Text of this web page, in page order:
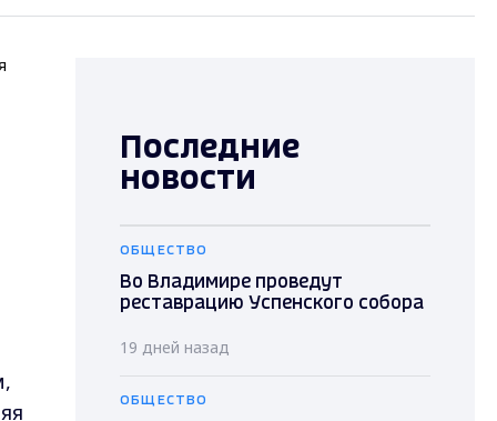
Последние
новости
ОБЩЕСТВО
Во Владимире проведут
реставрацию Успенского собора
19 дней назад
ОБЩЕСТВО